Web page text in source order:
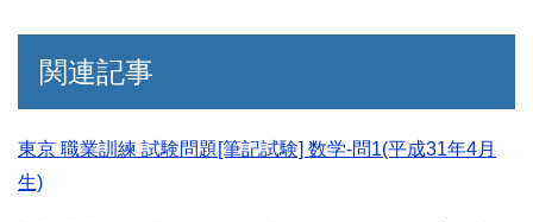
関連記事
東京 職業訓練 試験問題[筆記試験] 数学-問1(平成31年4月
生)